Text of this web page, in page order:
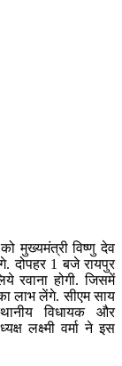
मुख्यमंत्री विष्णु देव
दोपहर 1 बजे रायपुर
होगी. जिसमें
लाभ लेंगे. सीएम साय
विधायक और
लक्ष्मी वर्मा ने इस